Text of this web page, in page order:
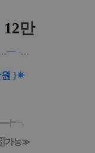
12만
…━─…
원 }✷
═|╾╮
가능≫